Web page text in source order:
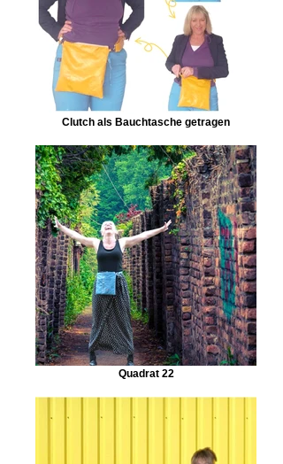
Clutch als Bauchtasche getragen
Quadrat 22